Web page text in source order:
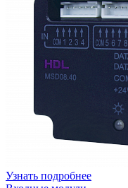
Узнать подробнее